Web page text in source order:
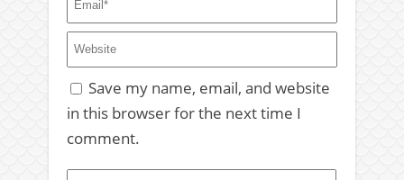
Save my name, email, and website
in this browser for the next time I
comment.